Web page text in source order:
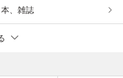
本、雑誌